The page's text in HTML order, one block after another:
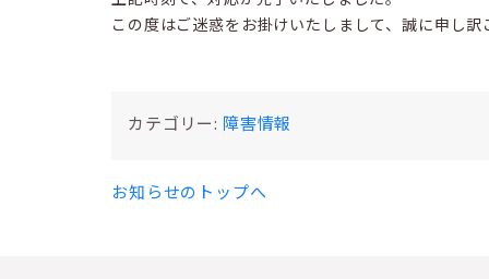
この度はご迷惑をお掛けいたしまして、誠に申し
カテゴリー: 障害情報
お知らせのトップへ